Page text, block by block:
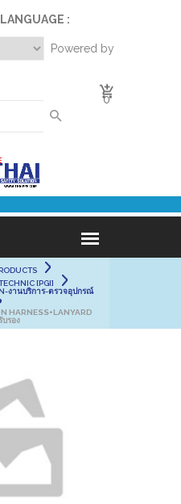
:
Powered by
0
[PGI]
งานบริการ-ตรวจอุปกรณ์
HARNESS+LANYARD
บรอง